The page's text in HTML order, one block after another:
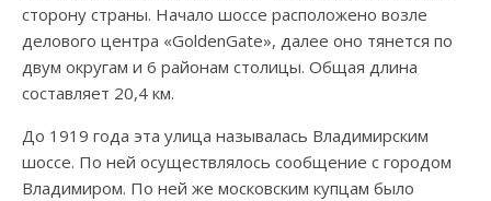
сторону страны. Начало шоссе расположено возле
делового центра «GoldenGate», далее оно тянется по
двум округам и 6 районам столицы. Общая длина
составляет 20,4 км.
До 1919 года эта улица называлась Владимирским
шоссе. По ней осуществлялось сообщение с городом
Владимиром. По ней же московским купцам было